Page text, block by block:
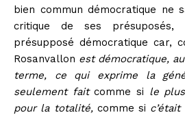
bien commun démocratique ne
critique de ses présuposés,
présupposé démocratique car,
Rosanvallon est démocratique,
terme, ce qui exprime la
seulement faitcomme si le
pour la totalité, comme si